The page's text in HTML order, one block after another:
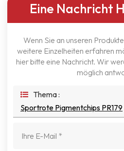
Eine Nachricht
Wenn Sie an unseren
weitere Einzelheiten erfahren
hier bitte eine Nachricht. Wir
möglich
Thema :
Sportrote Pigmentchips PR179